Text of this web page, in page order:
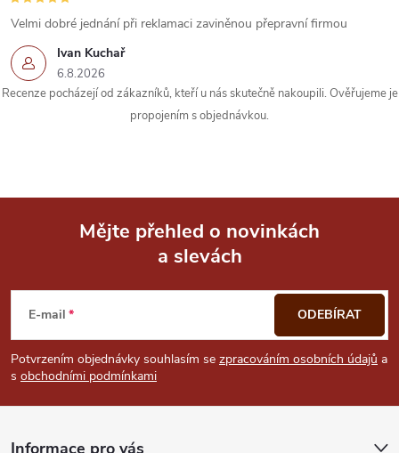
v
k
y
p
Ivan Kuchař
6.8.2026
Velmi dobré jednání při reklamaci zaviněnou přepravní firmou
Recenze pocházejí od zákazníků, kteří u nás skutečně nakoupili. Ověřujeme je
propojením s objednávkou.
p
a
Mějte přehled o novinkách
a slevách
E-mail
Potvrzením objednávky souhlasím se zpracováním osobních údajů a
s obchodními podmínkami
ODEBÍRAT
Informace pro vás